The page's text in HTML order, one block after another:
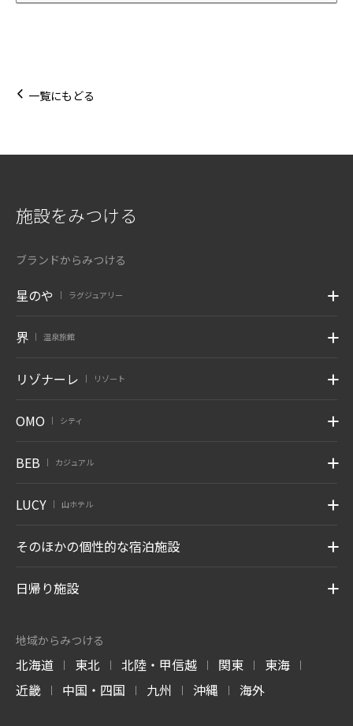
一覧にもどる
施設をみつける
ブランドからみつける
星のや ラグジュアリー
界 温泉旅館
リゾナーレ リゾート
OMO シティ
BEB カジュアル
LUCY 山ホテル
そのほかの個性的な宿泊施設
日帰り施設
地域からみつける
北海道 | 東北 | 北陸・甲信越 | 関東 | 東海 |
近畿 | 中国・四国 | 九州 | 沖縄 | 海外